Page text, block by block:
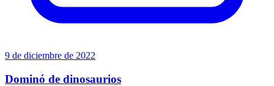
9 de diciembre de 2022
Dominó de dinosaurios